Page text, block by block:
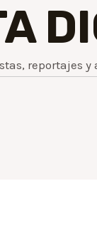
reportajes y